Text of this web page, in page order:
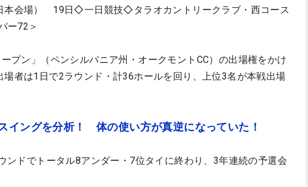
本会場） 19日◇一日競技◇タラオカントリークラブ・西コース
ー72＞
プン」（ペンシルバニア州・オークモントCC）の出場権をかけ
場者は1日で2ラウンド・計36ホールを回り、上位3名が本戦出場
イングを分析！ 体の使い方が真逆になっていた！
ンドでトータル8アンダー・7位タイに終わり、3年連続の予選会